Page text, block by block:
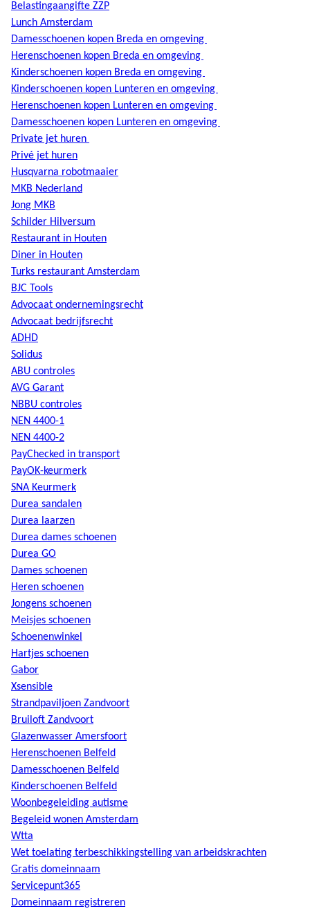
Belastingaangifte ZZP
Lunch Amsterdam
Damesschoenen kopen Breda en omgeving
Herenschoenen kopen Breda en omgeving
Kinderschoenen kopen Breda en omgeving
Kinderschoenen kopen Lunteren en omgeving
Herenschoenen kopen Lunteren en omgeving
Damesschoenen kopen Lunteren en omgeving
Private jet huren
Privé jet huren
Husqvarna robotmaaier
MKB Nederland
Jong MKB
Schilder Hilversum
Restaurant in Houten
Diner in Houten
Turks restaurant Amsterdam
BJC Tools
Advocaat ondernemingsrecht
Advocaat bedrijfsrecht
ADHD
Solidus
ABU controles
AVG Garant
NBBU controles
NEN 4400-1
NEN 4400-2
PayChecked in transport
PayOK-keurmerk
SNA Keurmerk
Durea sandalen
Durea laarzen
Durea dames schoenen
Durea GO
Dames schoenen
Heren schoenen
Jongens schoenen
Meisjes schoenen
Schoenenwinkel
Hartjes schoenen
Gabor
Xsensible
Strandpaviljoen Zandvoort
Bruiloft Zandvoort
Glazenwasser Amersfoort
Herenschoenen Belfeld
Damesschoenen Belfeld
Kinderschoenen Belfeld
Woonbegeleiding autisme
Begeleid wonen Amsterdam
Wtta
Wet toelating terbeschikkingstelling van arbeidskrachten
Gratis domeinnaam
Servicepunt365
Domeinnaam registreren